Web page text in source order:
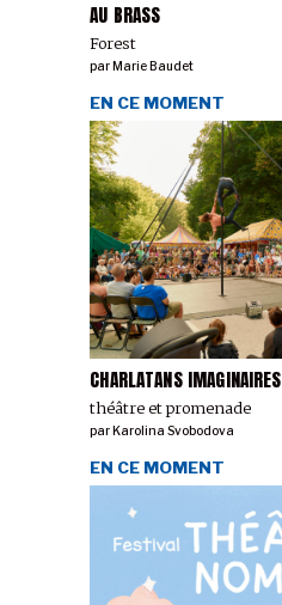
AU BRASS
Forest
par Marie Baudet
CHARLATANS IMAGINAIRES
théâtre et promenade
EN CE MOMENT
parKarolina Svobodova
EN CE MOMENT